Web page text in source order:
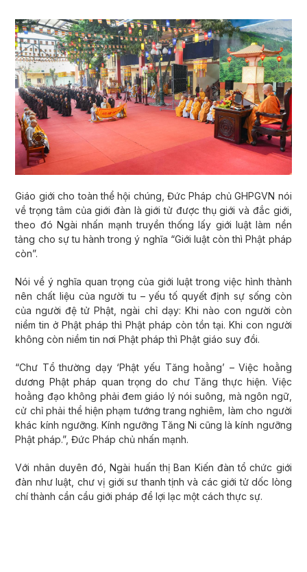
Giáo giới cho toàn thể hội chúng, Đức Pháp chủ GHPGVN nói
về trọng tâm của giới đàn là giới tử được thụ giới và đắc giới,
theo đó Ngài nhấn mạnh truyền thống lấy giới luật làm nền
tảng cho sự tu hành trong ý nghĩa “Giới luật còn thì Phật pháp
còn”.
Nói về ý nghĩa quan trọng của giới luật trong việc hình thành
nên chất liệu của người tu – yếu tố quyết định sự sống còn
của người đệ tử Phật, ngài chỉ dạy: Khi nào con người còn
niềm tin ở Phật pháp thì Phật pháp còn tồn tại. Khi con người
không còn niềm tin nơi Phật pháp thì Phật giáo suy đồi.
“Chư Tổ thường dạy ‘Phật yếu Tăng hoằng’ – Việc hoằng
dương Phật pháp quan trọng do chư Tăng thực hiện. Việc
hoằng đạo không phải đem giáo lý nói suông, mà ngôn ngữ,
cử chỉ phải thể hiện phạm tướng trang nghiêm, làm cho người
khác kính ngưỡng. Kính ngưỡng Tăng Ni cũng là kính ngưỡng
Phật pháp.”, Đức Pháp chủ nhấn mạnh.
Với nhân duyên đó, Ngài huấn thị Ban Kiến đàn tổ chức giới
đàn như luật, chư vị giới sư thanh tịnh và các giới tử dốc lòng
chí thành cần cầu giới pháp để lợi lạc một cách thực sự.